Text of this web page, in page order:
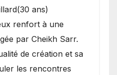
ans)
renfort à une
par Cheikh Sarr.
de création et sa
les rencontres